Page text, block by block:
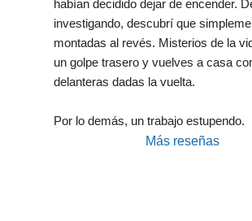
habían decidido dejar de encender.
investigando, descubrí que
montadas al revés. Misterios de la
un golpe trasero y vuelves a casa
delanteras dadas la vuelta.
Por lo demás, un trabajo estupendo.
Más reseñas